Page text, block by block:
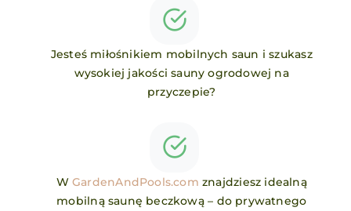
Jesteś miłośnikiem mobilnych saun i szukasz
wysokiej jakości sauny ogrodowej na
przyczepie?
WGardenAndPools.comznajdziesz idealną
mobilną saunę beczkową – do prywatnego